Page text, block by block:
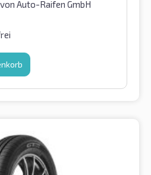
von Auto-Raifen GmbH